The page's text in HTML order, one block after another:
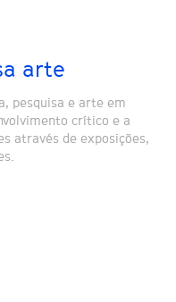
arte
pesquisa e arte em
crítico e a
através de exposições,